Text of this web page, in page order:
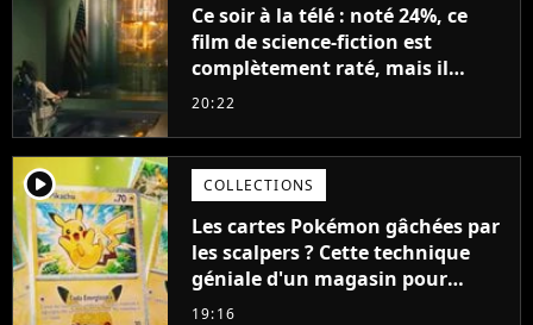
Ce soir à la télé : noté 24%, ce
film de science-fiction est
complètement raté, mais il
aurait pu être encore pire à
20:22
player2 COLLECTIONS
Les cartes Pokémon gâchées par
les scalpers ? Cette technique
géniale d'un magasin pour
ruiner les revendeurs
19:16